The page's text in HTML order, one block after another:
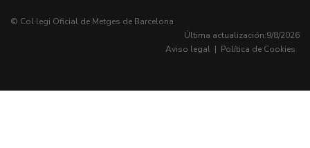
© Col·legi Oficial de Metges de Barcelona
Última actualización:9/8/2026
Aviso legal | Política de Cookies